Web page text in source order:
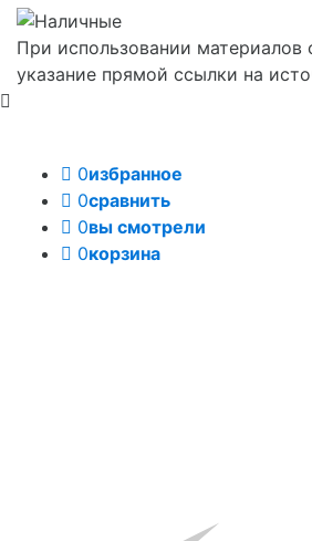
При использовании материалов
указание прямой ссылки на
0избранное
0сравнить
0вы смотрели
0корзина